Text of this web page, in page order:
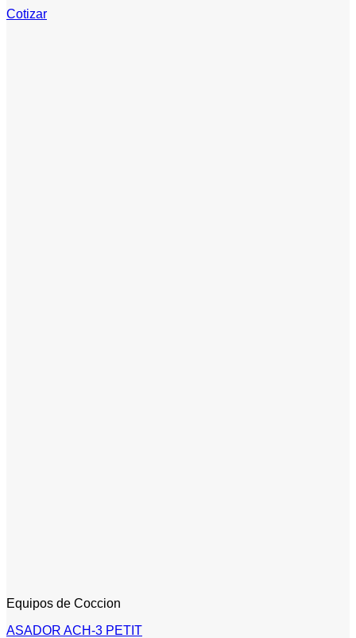
Cotizar
Equipos de Coccion
ASADOR ACH-3 PETIT